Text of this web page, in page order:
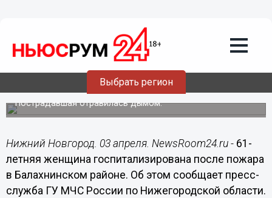
Выбрать регион
61-летняя женщина
госпитализирована после пожара в
Балахнинском районе
Пострадавшая отравилась дымом.
Нижний Новгород. 03 апреля. NewsRoom24.ru - 61-
летняя женщина госпитализирована после пожара
в Балахнинском районе. Об этом сообщает пресс-
служба ГУ МЧС России по Нижегородской области.